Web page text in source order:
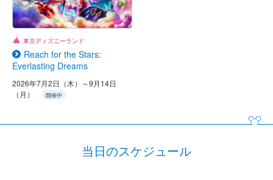
東京ディズニーランド
Reach for the Stars:
Everlasting Dreams
2026年7月2日（木）～9月14日
（月）
開催中
当日のスケジュール